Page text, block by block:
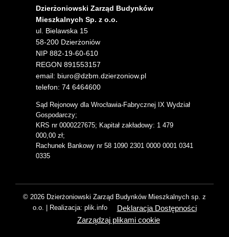
Dzierżoniowski Zarząd Budynków
Mieszkalnych Sp. z o.o.
ul. Bielawska 15
58-200 Dzierżoniów
NIP 882-19-60-610
REGON 891553157
email: biuro@dzbm.dzierzoniow.pl
telefon: 74 6464600
Sąd Rejonowy dla Wrocławia-Fabrycznej IX Wydział
Gospodarczy;
KRS nr 0000227675; Kapitał zakładowy: 1 479
000,00 zł;
Rachunek Bankowy nr 58 1090 2301 0000 0001 0341
0335
© 2026 Dzierżoniowski Zarząd Budynków Mieszkalnych sp. z
o.o. | Realizacja: plik.info
Deklaracja Dostępności
Zarządzaj plikami cookie